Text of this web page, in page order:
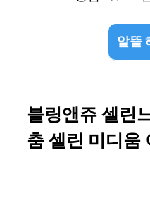
알뜰
블링앤쥬 셀린
춤 셀린 미디움